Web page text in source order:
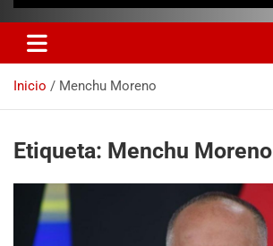
Inicio Menchu Moreno
Etiqueta: Menchu Moreno